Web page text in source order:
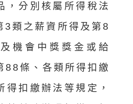
，分別核屬所得稅法
3類之薪資所得及第8
機會中獎獎金或給
88條、各類所得扣繳
得扣繳辦法等規定，